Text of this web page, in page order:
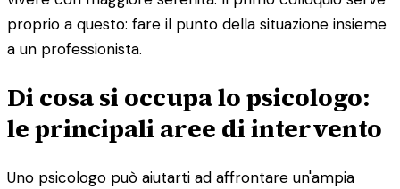
proprio a questo: fare il punto della situazione insieme
a un professionista.
Di cosa si occupa lo psicologo:
le principali aree di intervento
Uno psicologo può aiutarti ad affrontare un'ampia